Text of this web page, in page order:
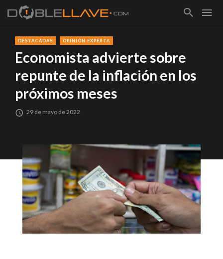
DESTACADAS OPINIÓN EXPERTA
Economista advierte sobre
repunte de la inflación en los
próximos meses
29 de mayo de 2022